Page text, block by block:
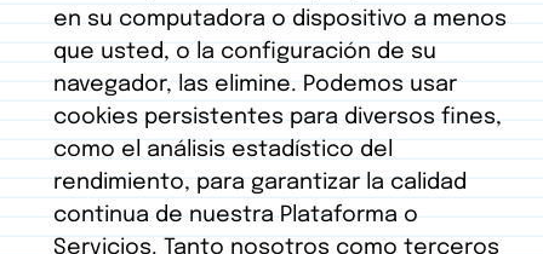
en su computadora o dispositivo a menos
que usted, o la configuración de su
navegador, las elimine. Podemos usar
cookies persistentes para diversos fines,
como el análisis estadístico del
rendimiento, para garantizar la calidad
continua de nuestra Plataforma o
Servicios. Tanto nosotros como terceros